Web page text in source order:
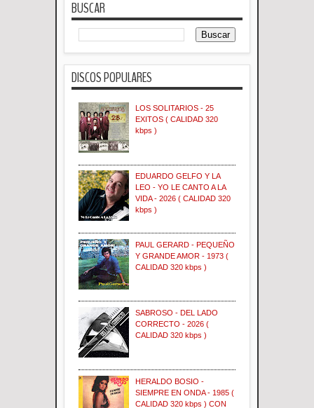
BUSCAR
DISCOS POPULARES
LOS SOLITARIOS - 25
EXITOS ( CALIDAD 320
kbps )
EDUARDO GELFO Y LA
LEO - YO LE CANTO A LA
VIDA - 2026 ( CALIDAD 320
kbps )
PAUL GERARD - PEQUEÑO
Y GRANDE AMOR - 1973 (
CALIDAD 320 kbps )
SABROSO - DEL LADO
CORRECTO - 2026 (
CALIDAD 320 kbps )
HERALDO BOSIO -
SIEMPRE EN ONDA - 1985 (
CALIDAD 320 kbps ) CON